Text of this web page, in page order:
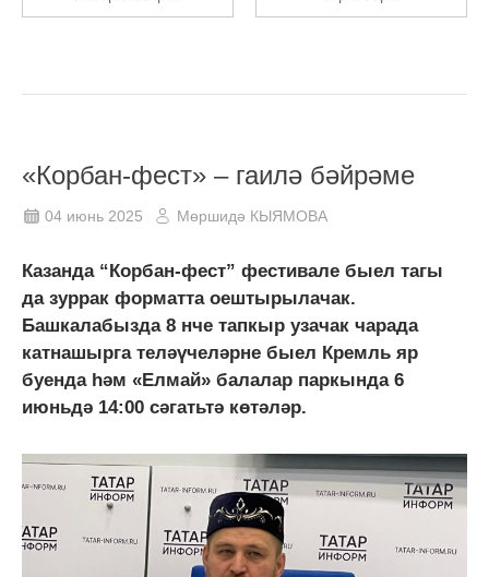
«Корбан-фест» – гаилә бәйрәме
04 июнь 2025 Мөршидә КЫЯМОВА
Казанда “Корбан-фест” фестивале быел тагы
да зуррак форматта оештырылачак.
Башкалабызда 8 нче тапкыр узачак чарада
катнашырга теләүчеләрне быел Кремль яр
буенда һәм «Елмай» балалар паркында 6
июньдә 14:00 сәгатьтә көтәләр.